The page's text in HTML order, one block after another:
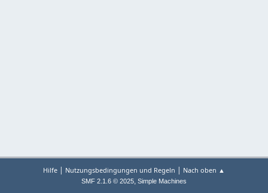
Hilfe | Nutzungsbedingungen und Regeln | Nach oben ▲
SMF 2.1.6 © 2025, Simple Machines